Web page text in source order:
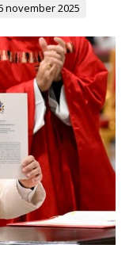
november 2025